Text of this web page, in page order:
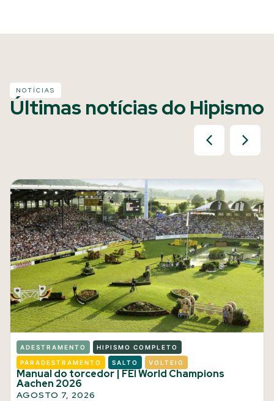
NOTÍCIAS
Últimas notícias do Hipismo
ADESTRAMENTO HIPISMO COMPLETO
PARADESTRAMENTO SALTO VOLTEIO
Manual do torcedor | FEI World Champions
Aachen 2026
AGOSTO 7, 2026